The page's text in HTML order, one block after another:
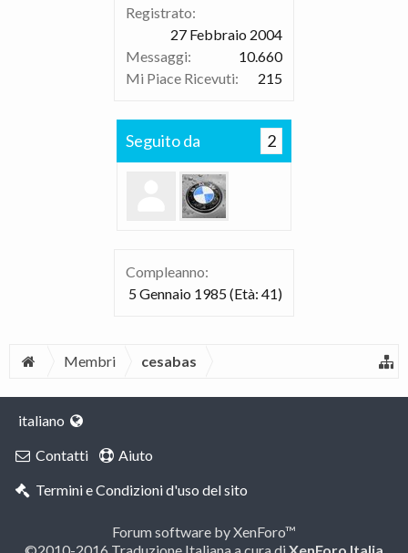
Registrato:
27 Febbraio 2004
Messaggi:
10.660
Mi Piace Ricevuti:
215
Seguito da 2
Compleanno:
5 Gennaio 1985(Età: 41)
Membri cesabas
italiano
Contatti
Aiuto
Termini e Condizioni d'uso del sito
Forum software by XenForo™